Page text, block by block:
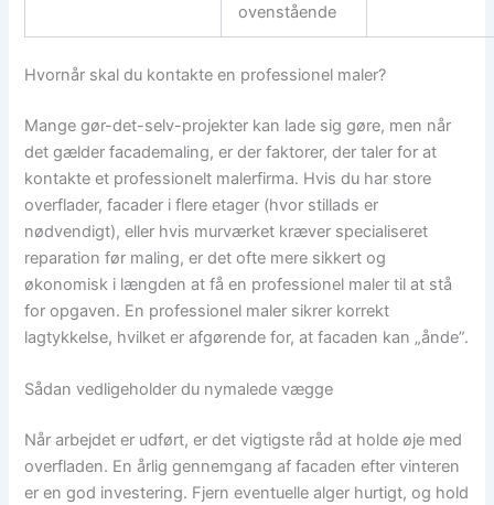
ovenstående
Hvornår skal du kontakte en professionel maler?
Mange gør-det-selv-projekter kan lade sig gøre, men når
det gælder facademaling, er der faktorer, der taler for at
kontakte et professionelt malerfirma. Hvis du har store
overflader, facader i flere etager (hvor stillads er
nødvendigt), eller hvis murværket kræver specialiseret
reparation før maling, er det ofte mere sikkert og
økonomisk i længden at få en professionel maler til at stå
for opgaven. En professionel maler sikrer korrekt
lagtykkelse, hvilket er afgørende for, at facaden kan „ånde”.
Sådan vedligeholder du nymalede vægge
Når arbejdet er udført, er det vigtigste råd at holde øje med
overfladen. En årlig gennemgang af facaden efter vinteren
er en god investering. Fjern eventuelle alger hurtigt, og hold